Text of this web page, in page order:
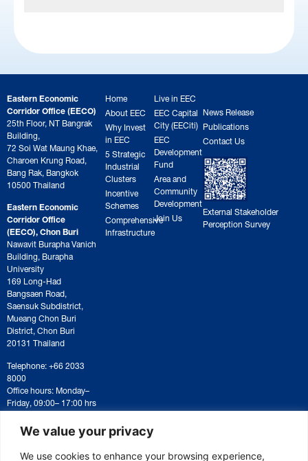
We value your privacy
We use cookies to enhance your browsing experience,
Eastern Economic
Corridor Office (EECO)
25th Floor, NT Bangrak
Building,
72 Soi Wat Maung Khae,
Charoen Krung Road,
Bang Rak, Bangkok
10500 Thailand
Eastern Economic
Corridor Office
(EECO), Chon Buri
Nawavit Burapha Vanich
Building, Burapha
University
169 Long-Had
Bangsaen Road,
Saensuk Subdistrict,
Mueang Chon Buri
District, Chon Buri
20131 Thailand
Telephone: +66 2033
8000
Office hours: Monday–
Friday, 09:00– 17:00 hrs
For correspondence or
document submission,
please contact:
saraban@eeco.or.th
Home
About EEC
Why Invest
in EEC
5 Strategic
Industrial
Clusters
Incentive
Schemes
Comprehensive
Infrastructure
Live in EEC
EEC Capital
City (EECiti)
EEC
Development
Fund
Area and
Community
Development
Join Us
News Release
Publications
Contact Us
External Stakeholder
Perception Survey